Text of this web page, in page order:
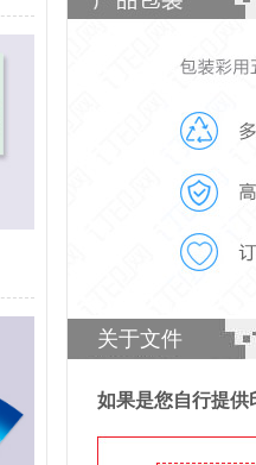
关于文件
如果是您自行提供